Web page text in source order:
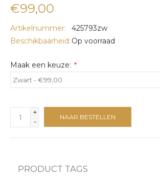
€99,00
Artikelnummer:
425793zw
Beschikbaarheid: Op voorraad
Maak een keuze: *
+
-
NAAR BESTELLEN
PRODUCT TAGS